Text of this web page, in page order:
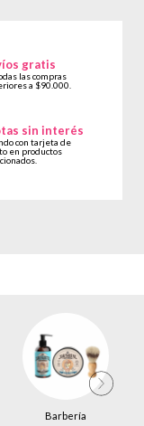
gratis
las compras
a $90.000.
sin interés
con tarjeta de
en productos
Barbería